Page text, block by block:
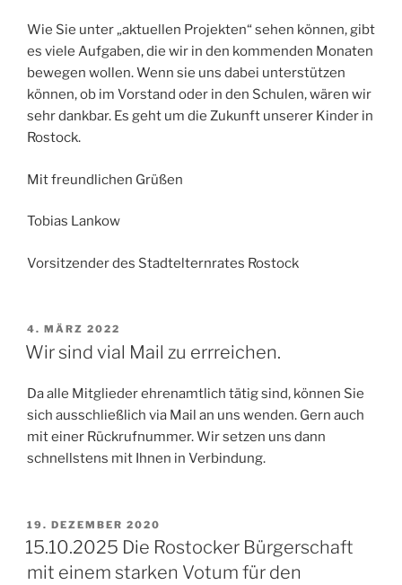
Wie Sie unter „aktuellen Projekten“ sehen können, gibt
es viele Aufgaben, die wir in den kommenden Monaten
bewegen wollen. Wenn sie uns dabei unterstützen
können, ob im Vorstand oder in den Schulen, wären wir
sehr dankbar. Es geht um die Zukunft unserer Kinder in
Rostock.
Mit freundlichen Grüßen
Tobias Lankow
Vorsitzender des Stadtelternrates Rostock
VERÖFFENTLICHT
AM
4. MÄRZ 2022
Wir sind vial Mail zu errreichen.
Da alle Mitglieder ehrenamtlich tätig sind, können Sie
sich ausschließlich via Mail an uns wenden. Gern auch
mit einer Rückrufnummer. Wir setzen uns dann
schnellstens mit Ihnen in Verbindung.
VERÖFFENTLICHT
AM
19. DEZEMBER 2020
15.10.2025 Die Rostocker Bürgerschaft
mit einem starken Votum für den